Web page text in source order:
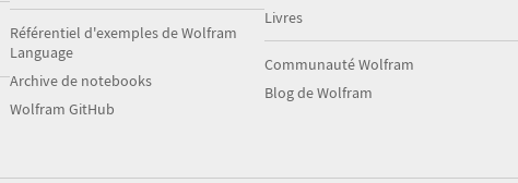
Référentiel d'exemples de Wolfram
Language
Archive de notebooks
Wolfram GitHub
Livres
Communauté Wolfram
Blog de Wolfram